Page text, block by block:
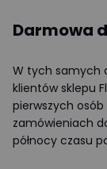
Darmowa
W tych samych
klientów sklepu
pierwszych
zamówieniach
północy czasu